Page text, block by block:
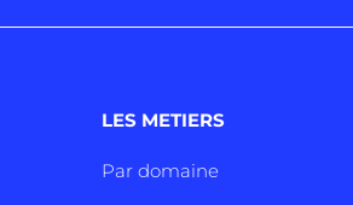
LES METIERS
Par domaine